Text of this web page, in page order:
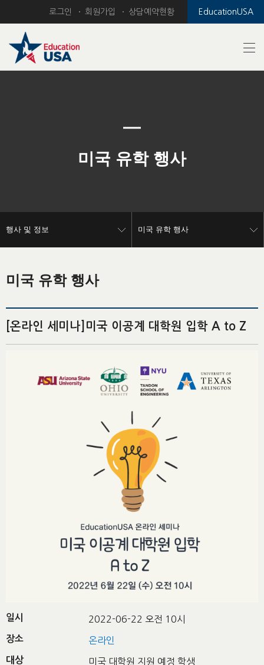
EducationUSA
로그인 회원가입 상담예약현황
미국 유학 행사
행사 및 정보 미국 유학 행사
미국 유학 행사
[온라인 세미나]미국 이공계 대학원 입학 A to Z
일시 2022-06-22 오전 10시
장소 온라인
대상 미국 대학원 지원 예정 학생